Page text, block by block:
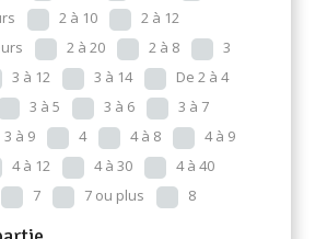
2 à 10
2 à 12
2 à 20 2 à 8
3
3 à 12 3 à 14
De 2 à 4
3 à 5 3 à 6
3 à 7
3 à 9 4 4 à 8
4 à 9
4 à 12 4 à 30
4 à 40
7 7 ou plus 8